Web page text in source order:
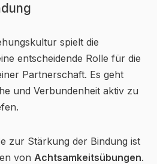
spielt die
entscheidende Rolle für die
Partnerschaft. Es geht
und Verbundenheit aktiv zu
zur Stärkung der Bindung ist
von Achtsamkeitsübungen.